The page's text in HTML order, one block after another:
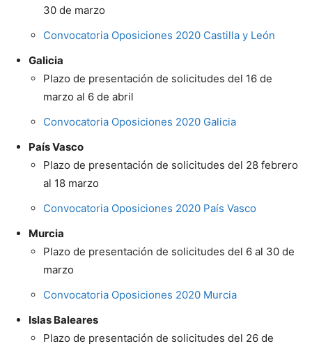
30 de marzo
Convocatoria Oposiciones 2020 Castilla y León
Galicia
Plazo de presentación de solicitudes del 16 de
marzo al 6 de abril
Convocatoria Oposiciones 2020 Galicia
País Vasco
Plazo de presentación de solicitudes del 28 febrero
al 18 marzo
Convocatoria Oposiciones 2020 País Vasco
Murcia
Plazo de presentación de solicitudes del 6 al 30 de
marzo
Convocatoria Oposiciones 2020 Murcia
Islas Baleares
Plazo de presentación de solicitudes del 26 de